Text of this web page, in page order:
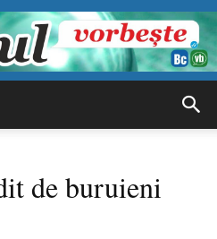
vorbește
de buruieni